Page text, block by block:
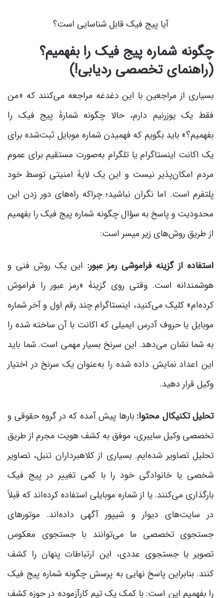
آیا پیج فیک قابل شناسایی است؟
چگونه شماره پیج فیک را بفهمیم؟
(راهنمای تخصصی ردیابی!)
بسیاری از مراجعین با این دغدغه مراجعه می‌کنند که «من
فقط یک یوزرنیم دارم، حالا چگونه شمارۀ پیج فیک را
بفهمیم؟» باید بگویم که فهمیدن شماره موبایل ثبت‌شده برای
یک اکانت اینستاگرام یا تلگرام به‌صورت مستقیم برای عموم
مردم امکان‌پذیر نیست و این یک لایۀ امنیتی توسط خود
پلتفرم است. اما نگران نباشید؛ چراکه راه‌های دور زدن این
محدودیت و پاسخ به سؤال چگونه شماره پیج فیک را بفهمیم
از طریق روش‌های زیر میسر است:
استفاده از گزینۀ فراموشی رمز عبور: این یک روش فنی و
هوشمندانه است. وقتی روی گزینۀ «رمز عبور را فراموش
کرده‌ام» کلیک می‌کنید، اینستاگرام چند رقم اول و آخر شماره
موبایل یا حروف آدرس ایمیلی که اکانت با آن ساخته شده را
به شما نشان می‌دهد. این سرنخ بسیار مهمی است. شما باید
این اعداد نمایش داده شده را به‌عنوان یک سرنخ در اختیار
وکیل قرار دهید.
تحلیل تکنیکال محتوا:بارها پیش آمده که در گروه حقوقی و
تخصصی وکیل سایبری، موفق به کشف هویت مجرم از طریق
تحلیل تصاویر شده‌ایم. بسیاری از کلاهبرداران تنبل، تصاویر
شخصی یا خانوادگی خود را با کمی تغییر در پیج فیک
بارگذاری می‌کنند. یا از شماره موبایلی استفاده کرده‌اند که قبلاً
در سایت‌های دیوار و شیپور آگهی داده‌اند. موتورهای
جستجوی تخصصی ما می‌توانند با جستجوی معکوس
تصویر یا جستجوی عددی، این ارتباطات پنهان را کشف
کنند. بنابراین پاسخ نهایی به پرسش چگونه شماره پیج فیک
را بفهمیم این است: با کمک یک تیم کارآزموده در حوزه کشف